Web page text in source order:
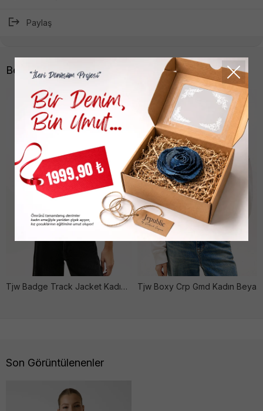
Paylaş
Benzer Ürünler
Tjw Badge Track Jacket Kadın Si̇yah Sweatshırt
Son Görüntülenenler